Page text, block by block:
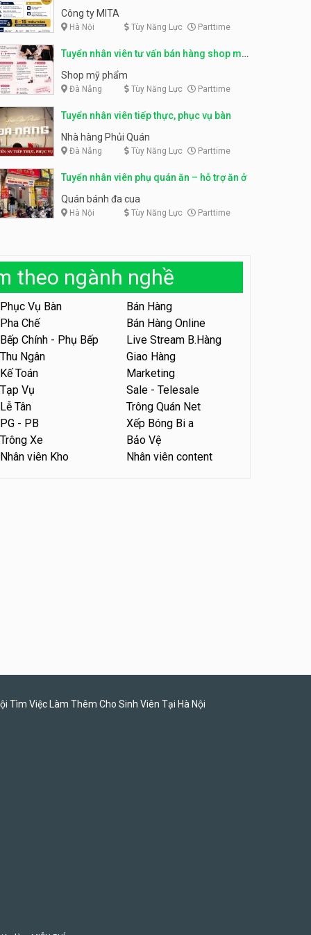
Tuyển nhân viên content,
lương cao
GRAVI ESCAPE ROOM
giữ xe parttime – Kibo Kid
KIBO KIDS
video parttime
Công ty
Tuyển nhân viên tiếp thực,
phục vụ bàn
Nhà hàng Phủi Quán
Tuyển nhân viên phục vụ ca
tối – quán kem dừa
Tuyển nhân viên phụ bếp –
Bún Đậu Mắm Tôm – Bếp
Tiên
Bún Đậu Mắm Tôm - Bếp Tiên
Tuyển nhân viên phụ quán ăn
– hỗ trợ ăn ở
Quán bánh đa cua
Tuyển nhân viên sale,
marketing
Công ty
Tuyển nhân viên bán hàng
Tiệm bánh ngọt
– parttime, fulltime
Công ty MITA
Hà Nội Tùy Năng Lực Parttime
Tuyển nhân viên tư vấn bán hàng shop mỹ
phẩm
Shop mỹ phẩm
Đà Nẵng Tùy Năng Lực Parttime
Tuyển nhân viên tiếp thực, phục vụ bàn
Nhà hàng Phủi Quán
Đà Nẵng Tùy Năng Lực Parttime
Tuyển nhân viên phụ quán ăn – hỗ trợ ăn ở
Quán bánh đa cua
Hà Nội Tùy Năng Lực Parttime
theo ngành nghề
Phục Vụ Bàn
Bán Hàng
Pha Chế
Bán Hàng Online
Bếp Chính - Phụ Bếp
Live Stream B.Hàng
Thu Ngân
Giao Hàng
Kế Toán
Marketing
Tạp Vụ
Sale - Telesale
Lễ Tân
Trông Quán Net
PG - PB
Xếp Bóng Bi a
Trông Xe
Bảo Vệ
Nhân viên Kho Nhân viên content
Tìm Việc Làm Thêm Cho Sinh Viên Tại Hà Nội